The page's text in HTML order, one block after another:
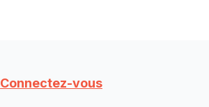
Connectez-vous